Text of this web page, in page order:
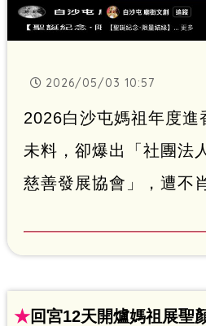
2026/05/03 10:57
2026白沙屯媽祖年度進
未料，卻爆出「社團法
慈善發展協會」，遭不
術，對外發布「福氣包
欺騙信眾「假募款真詐
理，並嚴正聲明「未舉
★回宮12天開爐媽祖展